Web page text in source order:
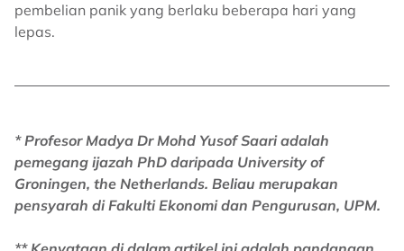
pembelian panik yang berlaku beberapa hari yang
lepas.
* Profesor Madya Dr Mohd Yusof Saari adalah
pemegang ijazah PhD daripada University of
Groningen, the Netherlands. Beliau merupakan
pensyarah di Fakulti Ekonomi dan Pengurusan, UPM.